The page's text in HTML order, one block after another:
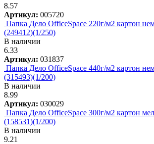
8.57
Артикул: 005720
Папка Дело OfficeSpace 220г/м2 картон
(249412)(1/250)
В наличии
6.33
Артикул: 031837
Папка Дело OfficeSpace 440г/м2 картон
(315493)(1/200)
В наличии
8.99
Артикул: 030029
Папка Дело OfficeSpace 300г/м2 картон
(158531)(1/200)
В наличии
9.21